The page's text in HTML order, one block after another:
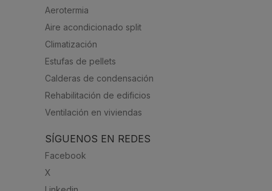
Aerotermia
Aire acondicionado split
Climatización
Estufas de pellets
Calderas de condensación
Rehabilitación de edificios
Ventilación en viviendas
SÍGUENOS EN REDES
Facebook
X